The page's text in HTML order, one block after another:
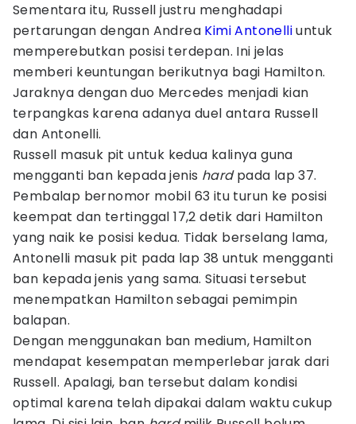
Sementara itu, Russell justru menghadapi
pertarungan dengan Andrea Kimi Antonelliuntuk
memperebutkan posisi terdepan. Ini jelas
memberi keuntungan berikutnya bagi Hamilton.
Jaraknya dengan duo Mercedes menjadi kian
terpangkas karena adanya duel antara Russell
dan Antonelli.
Russell masuk pit untuk kedua kalinya guna
mengganti ban kepada jenis hardpada lap 37.
Pembalap bernomor mobil 63 itu turun ke posisi
keempat dan tertinggal 17,2 detik dari Hamilton
yang naik ke posisi kedua. Tidak berselang lama,
Antonelli masuk pit pada lap 38 untuk mengganti
ban kepada jenis yang sama. Situasi tersebut
menempatkan Hamilton sebagai pemimpin
balapan.
Dengan menggunakan ban medium, Hamilton
mendapat kesempatan memperlebar jarak dari
Russell. Apalagi, ban tersebut dalam kondisi
optimal karena telah dipakai dalam waktu cukup